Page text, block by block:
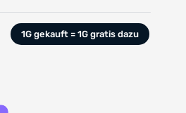
1G gekauft = 1G gratis dazu